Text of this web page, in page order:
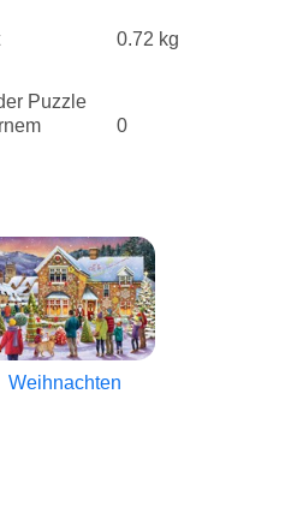
0.72 kg
Puzzle
0
Weihnachten